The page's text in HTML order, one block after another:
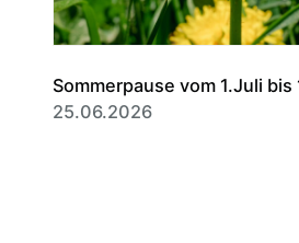
Sommerpause vom 1.Juli
25.06.2026